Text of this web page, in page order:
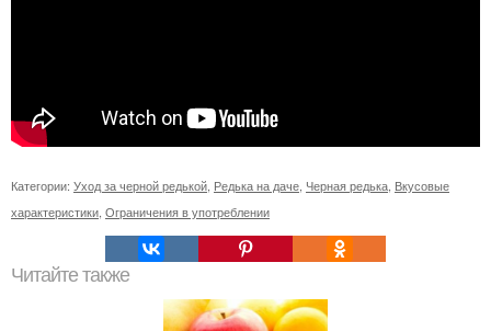
Категории: Уход за черной редькой Редька на даче Черная редька Вкусовые
характеристики Ограничения в употреблении
Читайте также